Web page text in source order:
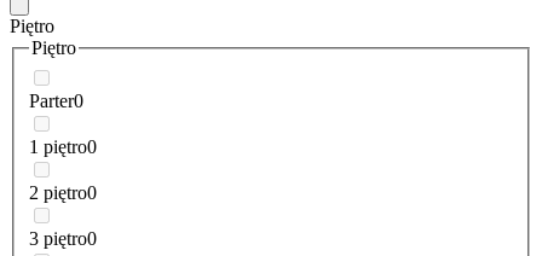
Piętro
Piętro
Parter0
1 piętro0
2 piętro0
3 piętro0